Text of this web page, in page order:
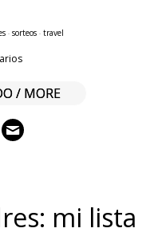
· sorteos · travel
/ MORE
mi lista